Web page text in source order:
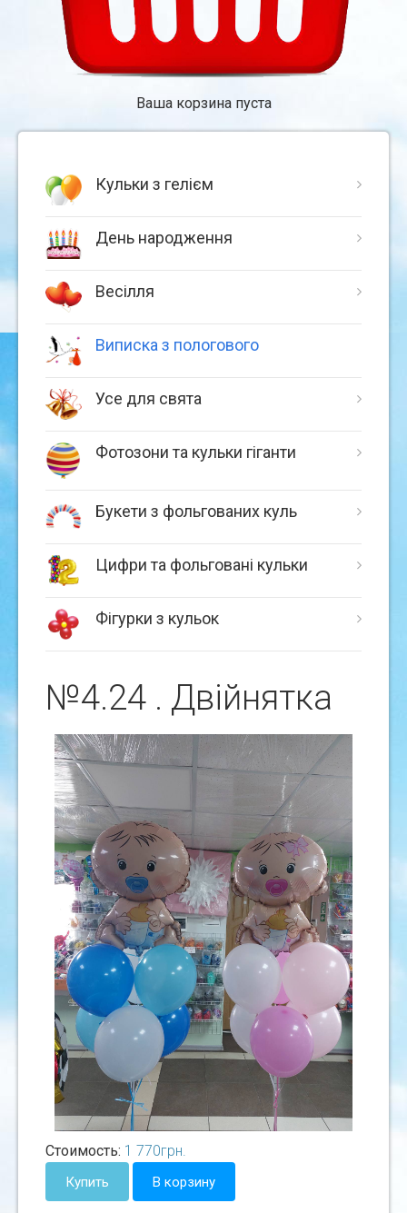
Ваша корзина пуста
Кульки з гелієм
День народження
Весілля
Виписка з пологового
Усе для свята
Фотозони та кульки гіганти
Букети з фольгованих куль
Цифри та фольговані кульки
Фігурки з кульок
№4.24 . Двійнятка
Стоимость: 1 770грн.
Купить В корзину